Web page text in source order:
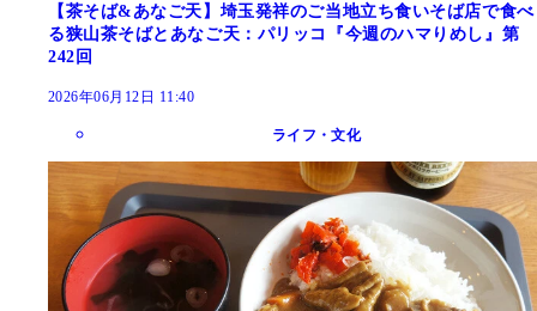
【茶そば&あなご天】埼玉発祥のご当地立ち食いそば店で食べ
る狭山茶そばとあなご天：パリッコ『今週のハマりめし』第
242回
2026年06月12日 11:40
ライフ・文化